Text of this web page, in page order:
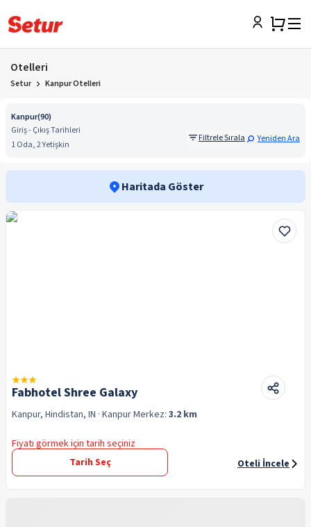
Otelleri
Setur Kanpur Otelleri
Kanpur(90)
Giriş - Çıkış Tarihleri
1 Oda, 2 Yetişkin
Filtrele Sırala Yeniden Ara
Haritada Göster
Fabhotel Shree Galaxy
Kanpur, Hindistan, IN · KanpurMerkez: 3.2 km
Fiyatı görmek için tarih seçiniz
Tarih Seç
Oteli İncele